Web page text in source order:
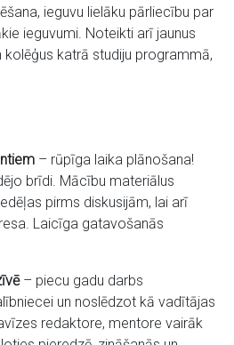
ieguvu lielāku pārliecību par
ieguvumi. Noteikti arī jaunus
kolēģus katrā studiju programmā,
– rūpīga laika plānošana!
brīdi. Mācību materiālus
pirms diskusijām, lai arī
Laicīga gatavošanās
– piecu gadu darbs
un noslēdzot kā vadītājas
redaktore, mentore vairāk